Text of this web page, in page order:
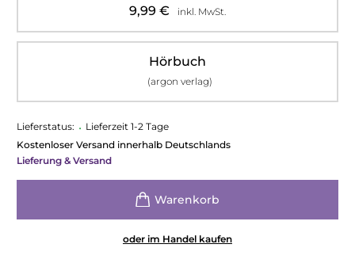
9,99 € inkl. MwSt.
Hörbuch
(argon verlag)
Lieferstatus: • Lieferzeit 1-2 Tage
Kostenloser Versand innerhalb Deutschlands
Lieferung & Versand
oder im Handel kaufen